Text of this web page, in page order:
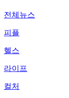
전체뉴스
피플
헬스
라이프
컬처